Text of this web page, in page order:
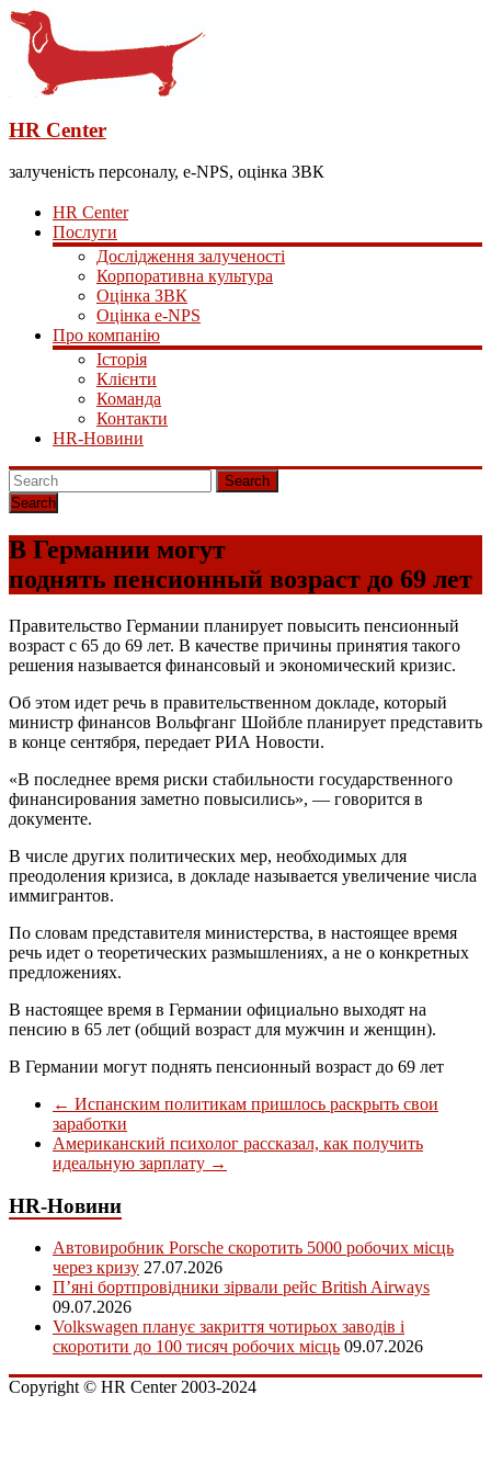
HR Center
залученість персоналу, e-NPS, оцінка ЗВК
HR Center
Послуги
Дослідження залученості
Корпоративна культура
Оцінка ЗВК
Оцінка e-NPS
Про компанію
Історія
Клієнти
Команда
Контакти
HR-Новини
Search
В Германии могут
поднять пенсионный возраст до 69 лет
Правительство Германии планирует повысить пенсионный
возраст с 65 до 69 лет. В качестве причины принятия такого
решения называется финансовый и экономический кризис.
Об этом идет речь в правительственном докладе, который
министр финансов Вольфганг Шойбле планирует представить
в конце сентября, передает РИА Новости.
«В последнее время риски стабильности государственного
финансирования заметно повысились», — говорится в
документе.
В числе других политических мер, необходимых для
преодоления кризиса, в докладе называется увеличение числа
иммигрантов.
По словам представителя министерства, в настоящее время
речь идет о теоретических размышлениях, а не о конкретных
предложениях.
В настоящее время в Германии официально выходят на
пенсию в 65 лет (общий возраст для мужчин и женщин).
В Германии могут поднять пенсионный возраст до 69 лет
← Испанским политикам пришлось раскрыть свои
заработки
Американский психолог рассказал, как получить
идеальную зарплату →
HR-Новини
Автовиробник Porsche скоротить 5000 робочих місць
через кризу 27.07.2026
П’яні бортпровідники зірвали рейс British Airways
09.07.2026
Volkswagen планує закриття чотирьох заводів і
скоротити до 100 тисяч робочих місць 09.07.2026
Copyright © HR Center 2003-2024